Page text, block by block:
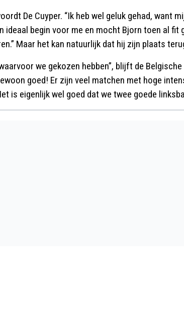
De Cuyper. “Ik heb wel geluk gehad, want
ideaal begin voor me en mocht Bjorn toen al fit
Maar het kan natuurlijk dat hij zijn plaats
we gekozen hebben”, blijft de
goed! Er zijn veel matchen met hoge
is eigenlijk wel goed dat we twee goede